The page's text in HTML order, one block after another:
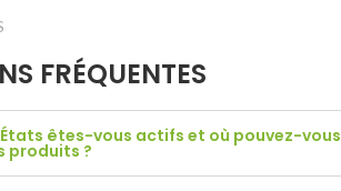
FRÉQUENTES
États êtes-vous actifs et où pouvez-vous
produits ?